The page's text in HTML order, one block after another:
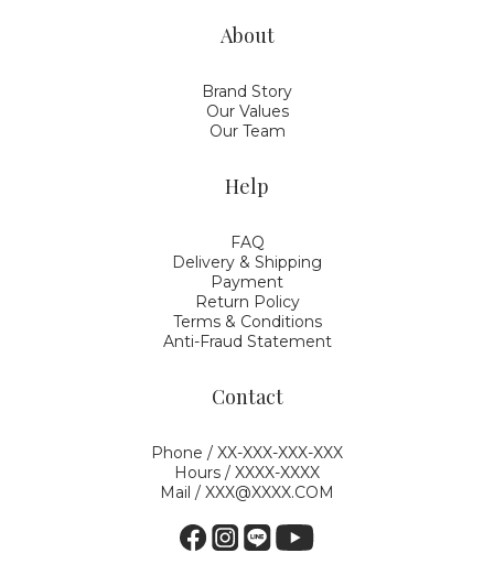
About
Brand Story
Our Values
Our Team
Help
FAQ
Delivery & Shipping
Payment
Return Policy
Terms & Conditions
Anti-Fraud Statement
Contact
Phone / XX-XXX-XXX-XXX
Hours / XXXX-XXXX
Mail / XXX@XXXX.COM